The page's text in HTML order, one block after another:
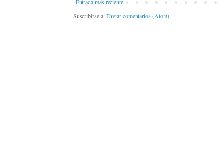
Entrada más reciente
Suscribirse a:Enviar comentarios (Atom)